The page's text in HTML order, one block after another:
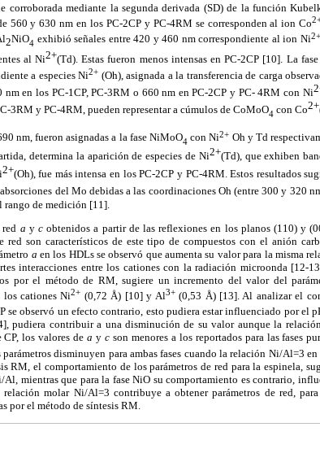
corroborada mediante la segunda derivada (SD) de la función
560 y 630 nm en los PC-2CP y PC-4RM se corresponden al ion Co
2NiO4 exhibió señales entre 420 y 460 nm correspondiente al ion Ni2+
al Ni2+(Td). Estas fueron menos intensas en PC-2CP [10]. La
a especies Ni2+ (Oh), asignada a la transferencia de carga
nm en los PC-1CP, PC-3RM o 660 nm en PC-2CP y PC- 4RM con Ni
3RM y PC-4RM, pueden representar a cúmulos de CoMoO4 con Co2+
nm, fueron asignadas a la fase NiMoO4 con Ni2+ Oh y Td
determina la aparición de especies de Ni2+(Td), que exhiben
2+(Oh), fue más intensa en los PC-2CP y PC-4RM. Estos resultados
del Mo debidas a las coordinaciones Oh (entre 300 y 320
rango de medición [11].
a ycobtenidos a partir de las reflexiones en los planos (110) y
red son característicos de este tipo de compuestos con el anión
a en los HDLs se observó que aumenta su valor para la misma
interacciones entre los cationes con la radiación microonda [12-
por el método de RM, sugiere un incremento del valor del
los cationes Ni2+ (0,72 Å) [10] y Al3+ (0,53 Å) [13]. Al analizar el
se observó un efecto contrario, esto pudiera estar influenciado por el
pudiera contribuir a una disminución de su valor aunque la
CP, los valores deayc son menores a los reportados para las fases
disminuyen para ambas fases cuando la relación Ni/Al=3
RM, el comportamiento de los parámetros de red para la espinela,
mientras que para la fase NiO su comportamiento es contrario,
molar Ni/Al=3 contribuye a obtener parámetros de red, para
por el método de síntesis RM.